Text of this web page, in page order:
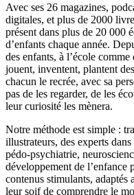
Avec ses 26 magazines,
digitales, et plus de 2000
présent dans plus de 20 000
d’enfants chaque année.
des enfants, à l’école
jouent, inventent, plantent
chacun le recrée, avec sa
pas de les regarder, de les
leur curiosité les mènera.
Notre méthode est simple :
illustrateurs, des experts
pédo-psychiatrie,
développement de l’enfance
contenus stimulants,
leur soif de comprendre le